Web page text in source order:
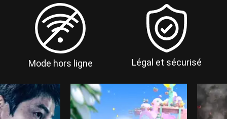
Mode hors ligne Légal et sécurisé